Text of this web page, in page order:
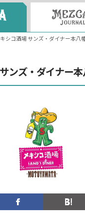
シコ酒場 サンズ・ダイナー本八
ンズ・ダイナー